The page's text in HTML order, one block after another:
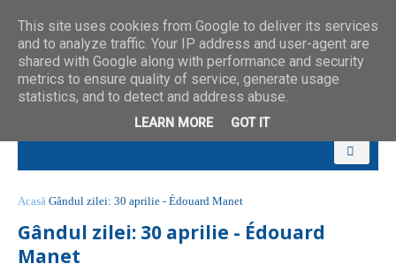
Acasă Gândul zilei: 30 aprilie - Édouard Manet
Gândul zilei: 30 aprilie - Édouard
Manet
This site uses cookies from Google to deliver its services
and to analyze traffic. Your IP address and user-agent are
shared with Google along with performance and security
metrics to ensure quality of service, generate usage
statistics, and to detect and address abuse.
LEARN MORE GOT IT